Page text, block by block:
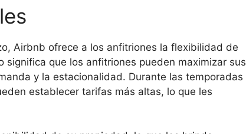
Airbnb ofrece a los anfitriones la flexibilidad de
que los anfitriones pueden maximizar sus
y la estacionalidad. Durante las temporadas
establecer tarifas más altas, lo que les